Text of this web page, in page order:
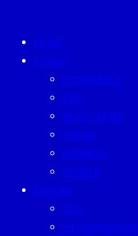
HOME
TODAY
ECONOMICS
ESG
INVESTMENT
TREND
BUSINESS
PEOPLE
FORUM
CEO
ENTREPRENEUR